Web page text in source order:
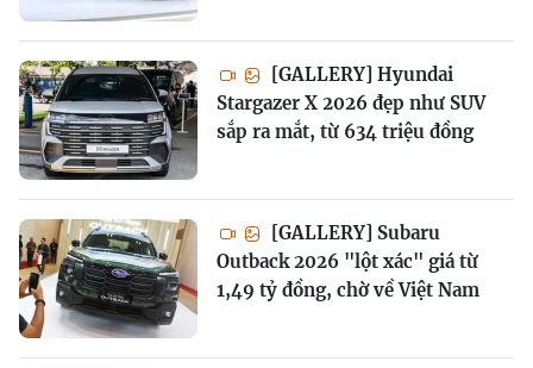
[GALLERY] Hyundai
Stargazer X 2026 đẹp như SUV
sắp ra mắt, từ 634 triệu đồng
[GALLERY] Subaru
Outback 2026 "lột xác" giá từ
1,49 tỷ đồng, chờ về Việt Nam